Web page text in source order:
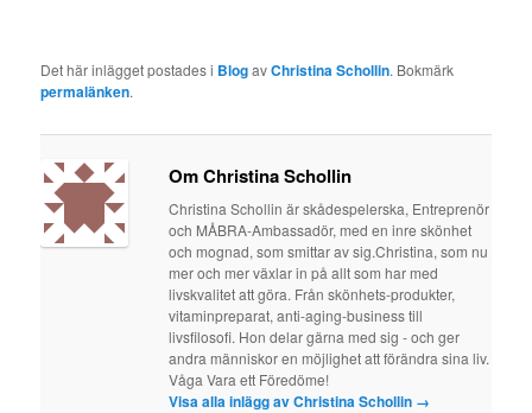
Det här inlägget postades i BlogavChristina Schollin. Bokmärk
permalänken.
Om Christina Schollin
Christina Schollin är skådespelerska, Entreprenör
och MÅBRA-Ambassadör, med en inre skönhet
och mognad, som smittar av sig.Christina, som nu
mer och mer växlar in på allt som har med
livskvalitet att göra. Från skönhets-produkter,
vitaminpreparat, anti-aging-business till
livsfilosofi. Hon delar gärna med sig - och ger
andra människor en möjlighet att förändra sina liv.
Våga Vara ett Föredöme!
Visa alla inlägg av Christina Schollin →